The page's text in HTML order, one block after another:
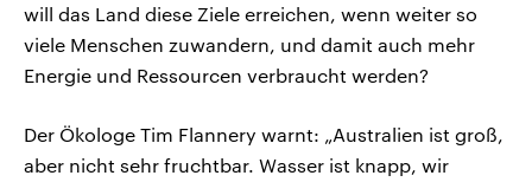
will das Land diese Ziele erreichen, wenn weiter so
viele Menschen zuwandern, und damit auch mehr
Energie und Ressourcen verbraucht werden?
Der Ökologe Tim Flannery warnt: „Australien ist groß,
aber nicht sehr fruchtbar. Wasser ist knapp, wir